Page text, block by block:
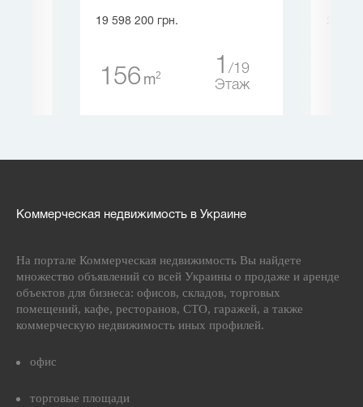
19 598 200 грн.
156 m2 1
19
Этаж
Коммерческая недвижимость в Украине
На портале Коммерческая недвижимость Вы найдете
множество объявлений со всей Украины о продаже и аренде
объектов для бизнеса: офисов, складов, торговых
помещений, кафе, ресторанов, СТО, гаражей, а также
коммерческую недвижимость иных профилей.
офис
торговые площади